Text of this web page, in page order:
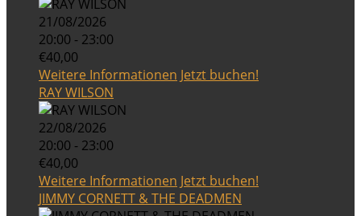
21/08/2026
20:00 - 23:00
€40,00
Weitere Informationen Jetzt buchen!
RAY WILSON
22/08/2026
20:00 - 23:00
€40,00
Weitere Informationen Jetzt buchen!
JIMMY CORNETT & THE DEADMEN